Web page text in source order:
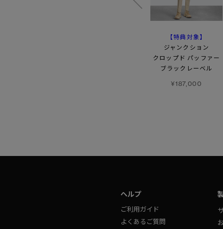
【特典対象】
ジャンクション
クロップド パッファー
ブラックレーベル
¥187,000
ヘルプ
ご利用ガイド
よくあるご質問